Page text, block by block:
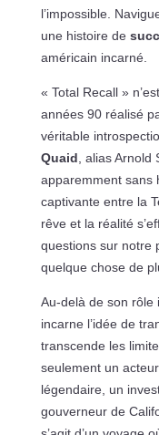
l’impossible.
une histoire de
américain incarné.
« Total Recall »
années 90 réalisé
véritable
Quaid , alias
apparemment sans
captivante entre la
rêve et la réalité
questions sur notre
quelque chose de
Au-delà de son rôle
incarne l’idée de
transcende les
seulement un
légendaire, un
gouverneur de